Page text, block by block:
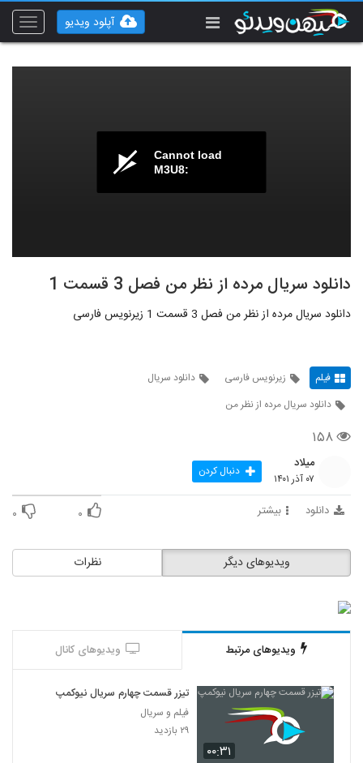
Toggle
آپلود ویدیو
Cannot load
M3U8:
دانلود سریال مرده از نظر من فصل 3 قسمت 1
دانلود سریال مرده از نظر من فصل 3 قسمت 1 زیرنویس فارسی
فیلم زیرنویس فارسی
دانلود سریال
دانلود سریال مرده از نظر من
۱۵۸
میلاد
۰۷ آذر ۱۴۰۱ دنبال کردن
دانلود بیشتر ۰ ۰
نظرات ویدیوهای دیگر
ویدیوهای مرتبط ویدیوهای کانال
۰۰:۳۱
تیزر قسمت چهارم سریال نیوکمپ
فیلم و سریال
۲۹ بازدید